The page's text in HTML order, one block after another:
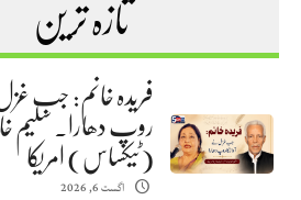
تازہ ترین
فریدہ خانم: جب
روپ دھارا. سلیم
(ٹیکساس) امریکا
اگست 6, 2026